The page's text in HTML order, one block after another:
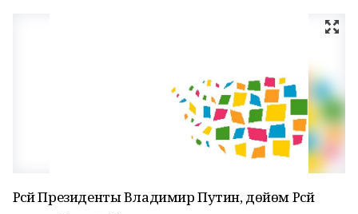
Рәсәй Президенты Владимир Путин, дөйөм Рәсәй